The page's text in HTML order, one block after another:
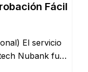
Fácil
El servicio
Nubank fue